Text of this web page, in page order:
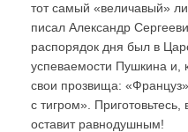
тот самый «величавый»
писал Александр
распорядок дня был в
успеваемости Пушкина и,
свои прозвища:
с тигром».
оставит равнодушным!